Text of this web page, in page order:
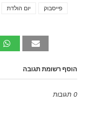
יום הולדת
פייסבוק
הוסף רשומת תגובה
0 תגובות